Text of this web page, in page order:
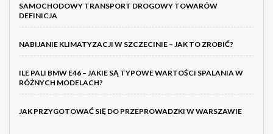
SAMOCHODOWY TRANSPORT DROGOWY TOWARÓW
DEFINICJA
NABIJANIE KLIMATYZACJI W SZCZECINIE – JAK TO ZROBIĆ?
ILE PALI BMW E46 – JAKIE SĄ TYPOWE WARTOŚCI SPALANIA W
RÓŻNYCH MODELACH?
JAK PRZYGOTOWAĆ SIĘ DO PRZEPROWADZKI W WARSZAWIE